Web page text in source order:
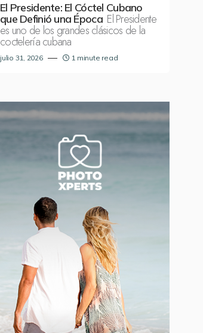
El Presidente: El Cóctel Cubano
que Definió una Época El Presidente
es uno de los grandes clásicos de la
coctelería cubana
julio 31, 2026 1 minute read